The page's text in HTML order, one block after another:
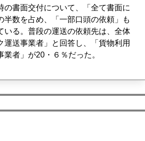
書面交付について、「全て書面に
半数を占め、「一部口頭の依頼」も
いる。普段の運送の依頼先は、全体
運送事業者」と回答し、「貨物利用
者」が20・６％だった。